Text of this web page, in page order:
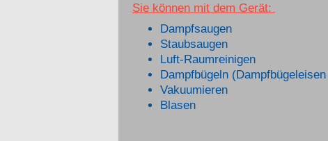
Sie können mit dem Gerät:
Staubsaugen
Luft-Raumreinigen
Dampfbügeln
Vakuumieren
Blasen